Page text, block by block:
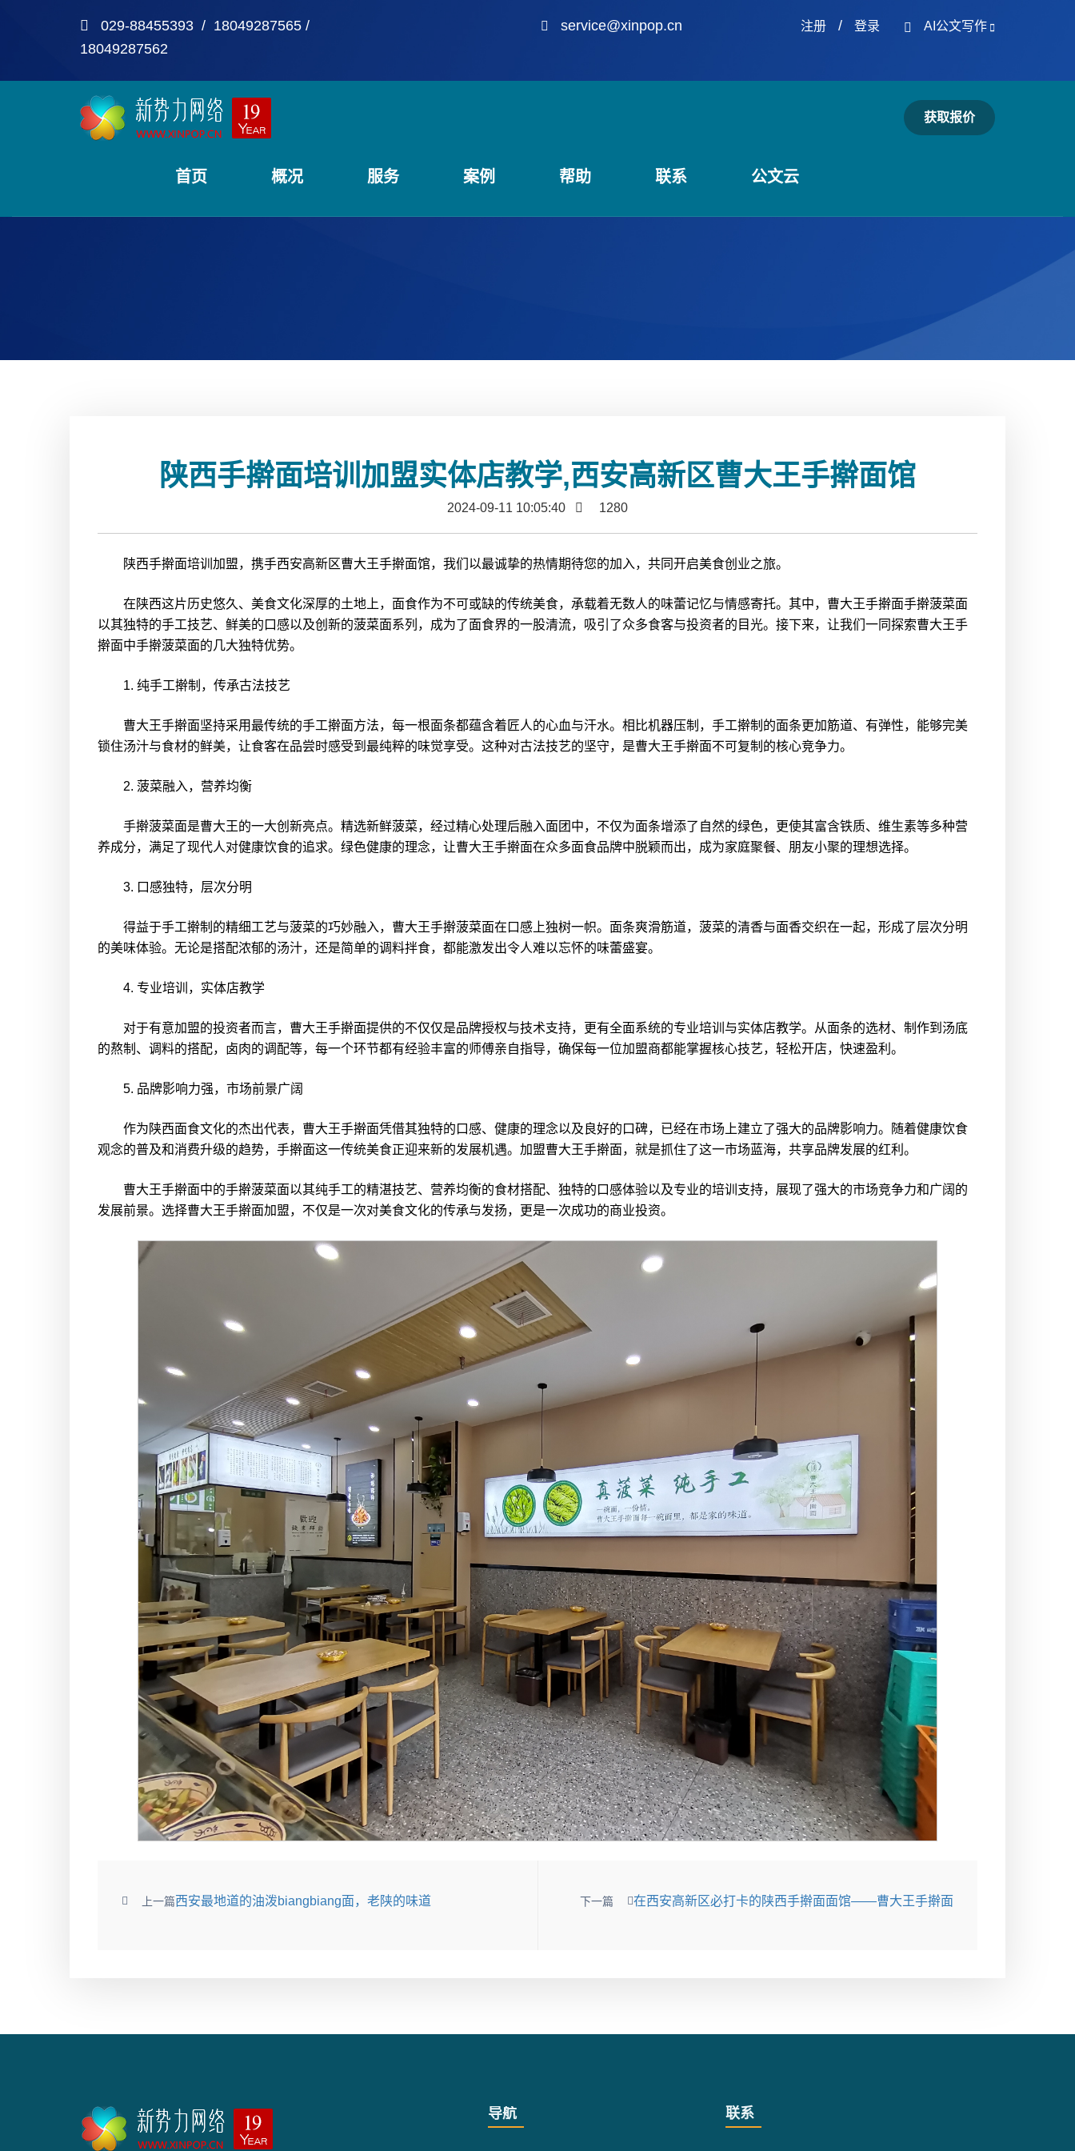
029-88455393 / 18049287565 /
18049287562
service@xinpop.cn 注册/ 登录 AI公文写作
首页 概况 服务 案例 帮助 联系 公文云
获取报价
陕西手擀面培训加盟实体店教学,西安高新区曹大王手擀面馆
2024-09-11 10:05:40 1280
陕西手擀面培训加盟，携手西安高新区曹大王手擀面馆，我们以最诚挚的热情期待您的加入，共同开启美食创业之旅。
在陕西这片历史悠久、美食文化深厚的土地上，面食作为不可或缺的传统美食，承载着无数人的味蕾记忆与情感寄托。其中，曹大王手擀面手擀菠菜面
以其独特的手工技艺、鲜美的口感以及创新的菠菜面系列，成为了面食界的一股清流，吸引了众多食客与投资者的目光。接下来，让我们一同探索曹大王手
擀面中手擀菠菜面的几大独特优势。
1. 纯手工擀制，传承古法技艺
曹大王手擀面坚持采用最传统的手工擀面方法，每一根面条都蕴含着匠人的心血与汗水。相比机器压制，手工擀制的面条更加筋道、有弹性，能够完美
锁住汤汁与食材的鲜美，让食客在品尝时感受到最纯粹的味觉享受。这种对古法技艺的坚守，是曹大王手擀面不可复制的核心竞争力。
2. 菠菜融入，营养均衡
手擀菠菜面是曹大王的一大创新亮点。精选新鲜菠菜，经过精心处理后融入面团中，不仅为面条增添了自然的绿色，更使其富含铁质、维生素等多种营
养成分，满足了现代人对健康饮食的追求。绿色健康的理念，让曹大王手擀面在众多面食品牌中脱颖而出，成为家庭聚餐、朋友小聚的理想选择。
3. 口感独特，层次分明
得益于手工擀制的精细工艺与菠菜的巧妙融入，曹大王手擀菠菜面在口感上独树一帜。面条爽滑筋道，菠菜的清香与面香交织在一起，形成了层次分明
的美味体验。无论是搭配浓郁的汤汁，还是简单的调料拌食，都能激发出令人难以忘怀的味蕾盛宴。
4. 专业培训，实体店教学
对于有意加盟的投资者而言，曹大王手擀面提供的不仅仅是品牌授权与技术支持，更有全面系统的专业培训与实体店教学。从面条的选材、制作到汤底
的熬制、调料的搭配，卤肉的调配等，每一个环节都有经验丰富的师傅亲自指导，确保每一位加盟商都能掌握核心技艺，轻松开店，快速盈利。
5. 品牌影响力强，市场前景广阔
作为陕西面食文化的杰出代表，曹大王手擀面凭借其独特的口感、健康的理念以及良好的口碑，已经在市场上建立了强大的品牌影响力。随着健康饮食
观念的普及和消费升级的趋势，手擀面这一传统美食正迎来新的发展机遇。加盟曹大王手擀面，就是抓住了这一市场蓝海，共享品牌发展的红利。
曹大王手擀面中的手擀菠菜面以其纯手工的精湛技艺、营养均衡的食材搭配、独特的口感体验以及专业的培训支持，展现了强大的市场竞争力和广阔的
发展前景。选择曹大王手擀面加盟，不仅是一次对美食文化的传承与发扬，更是一次成功的商业投资。
上一篇西安最地道的油泼biangbiang面，老陕的味道 下一篇 在西安高新区必打卡的陕西手擀面面馆——曹大王手擀面
导航 联系